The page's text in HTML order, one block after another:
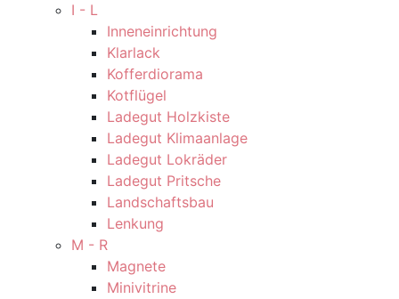
I - L
Inneneinrichtung
Klarlack
Kofferdiorama
Kotflügel
Ladegut Holzkiste
Ladegut Klimaanlage
Ladegut Lokräder
Ladegut Pritsche
Landschaftsbau
Lenkung
M - R
Magnete
Minivitrine